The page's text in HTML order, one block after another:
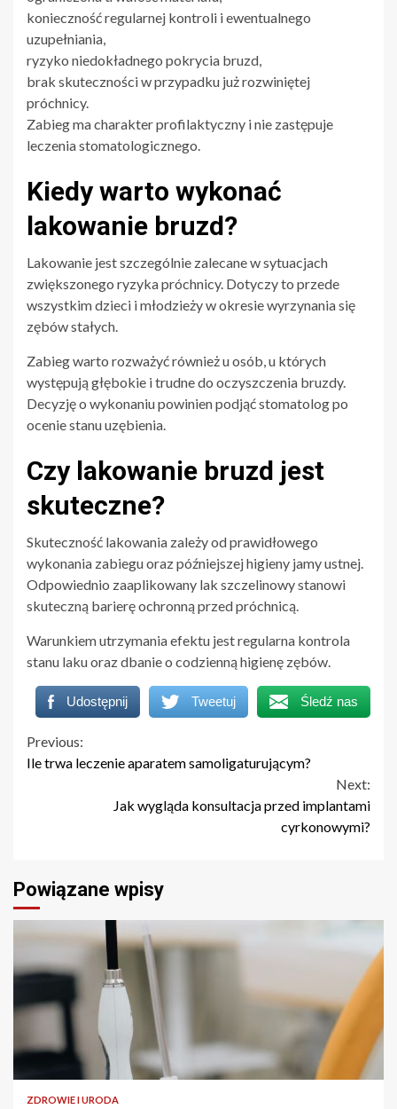
konieczność regularnej kontroli i ewentualnego
uzupełniania,
ryzyko niedokładnego pokrycia bruzd,
brak skuteczności w przypadku już rozwiniętej
próchnicy.
Zabieg ma charakter profilaktyczny i nie zastępuje
leczenia stomatologicznego.
Kiedy warto wykonać
lakowanie bruzd?
Lakowanie jest szczególnie zalecane w sytuacjach
zwiększonego ryzyka próchnicy. Dotyczy to przede
wszystkim dzieci i młodzieży w okresie wyrzynania się
zębów stałych.
Zabieg warto rozważyć również u osób, u których
występują głębokie i trudne do oczyszczenia bruzdy.
Decyzję o wykonaniu powinien podjąć stomatolog po
ocenie stanu uzębienia.
Czy lakowanie bruzd jest
skuteczne?
Skuteczność lakowania zależy od prawidłowego
wykonania zabiegu oraz późniejszej higieny jamy ustnej.
Odpowiednio zaaplikowany lak szczelinowy stanowi
skuteczną barierę ochronną przed próchnicą.
Warunkiem utrzymania efektu jest regularna kontrola
stanu laku oraz dbanie o codzienną higienę zębów.
Udostępnij Tweetuj Śledź nas
Continue
Previous:
Ile trwa leczenie aparatem samoligaturującym?
Next:
Jak wygląda konsultacja przed implantami
cyrkonowymi?
Powiązane wpisy
ZDROWIE I URODA